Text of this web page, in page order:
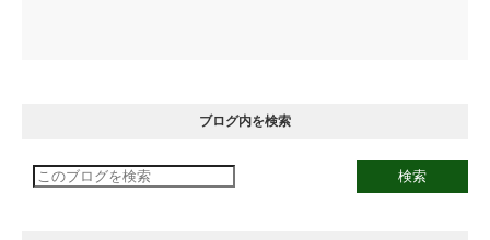
ブログ内を検索